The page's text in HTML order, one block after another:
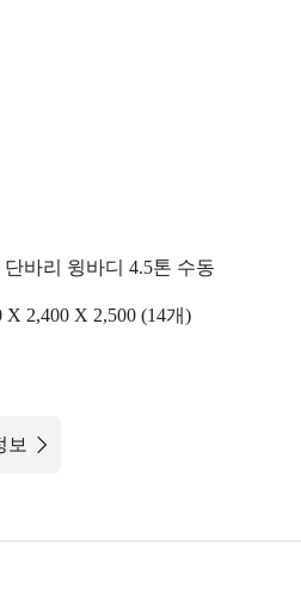
바리 윙바디 4.5톤 수동
X 2,400 X 2,500 (14개)
보